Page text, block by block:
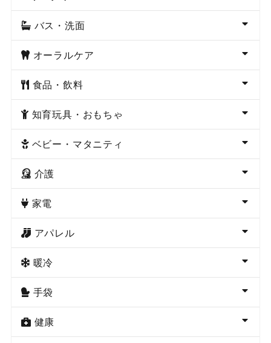
バス・洗面
オーラルケア
食品・飲料
知育玩具・おもちゃ
ベビー・マタニティ
介護
家電
アパレル
暖冷
手袋
健康